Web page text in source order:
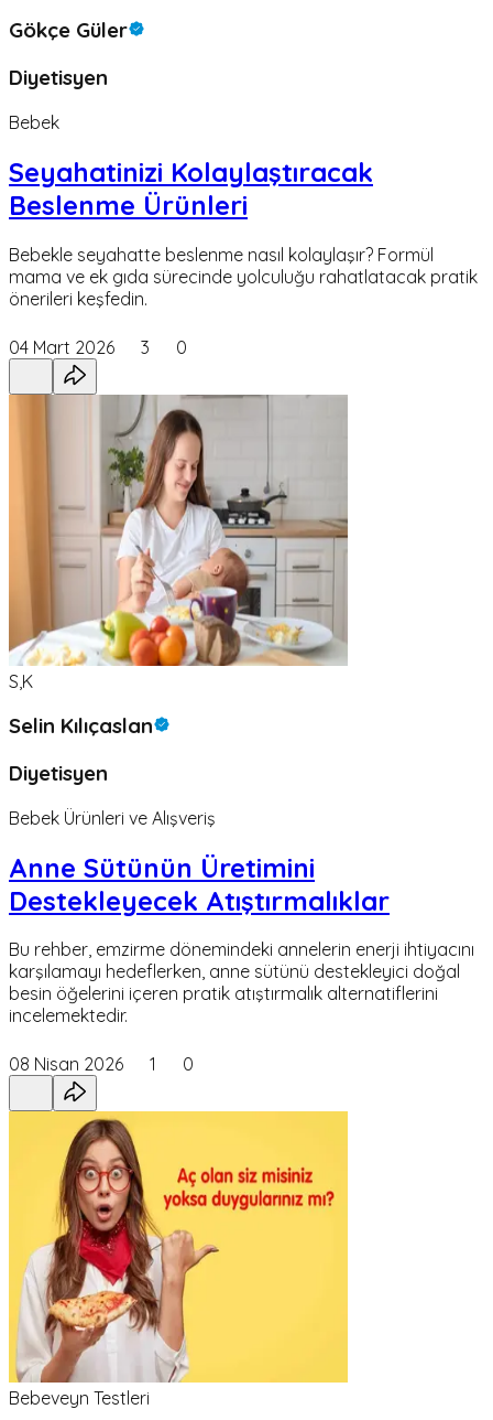
Gökçe Güler
Diyetisyen
Bebek
Seyahatinizi Kolaylaştıracak
Beslenme Ürünleri
Bebekle seyahatte beslenme nasıl kolaylaşır? Formül
mama ve ek gıda sürecinde yolculuğu rahatlatacak pratik
önerileri keşfedin.
04 Mart 2026 3 0
S,K
Selin Kılıçaslan
Diyetisyen
Bebek Ürünleri ve Alışveriş
Anne Sütünün Üretimini
Destekleyecek Atıştırmalıklar
Bu rehber, emzirme dönemindeki annelerin enerji ihtiyacını
karşılamayı hedeflerken, anne sütünü destekleyici doğal
besin öğelerini içeren pratik atıştırmalık alternatiflerini
incelemektedir.
08 Nisan 2026 1 0
Bebeveyn Testleri